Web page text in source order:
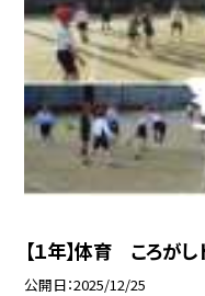
【１年】体育 ころが
公開日 2025/12/25